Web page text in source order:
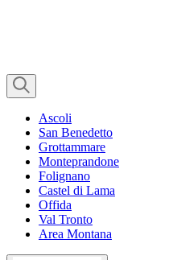
Ascoli
San Benedetto
Grottammare
Monteprandone
Folignano
Castel di Lama
Offida
Val Tronto
Area Montana